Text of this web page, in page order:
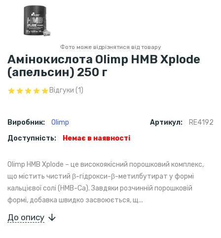
Фото може відрізнятися від товару
Амінокислота Olimp HMB Xplode
(апельсин) 250 г
Відгуки (1)
Виробник: Olimp Артикул:
RE4192
Доступність:
Немає в наявності
Olimp HMB Xplode – це високоякісний порошковий комплекс,
що містить чистий β-гідрокси-β-метилбутират у формі
кальцієвої солі (HMB-Ca). Завдяки розчинній порошковій
формі, добавка швидко засвоюється, щ...
До опису